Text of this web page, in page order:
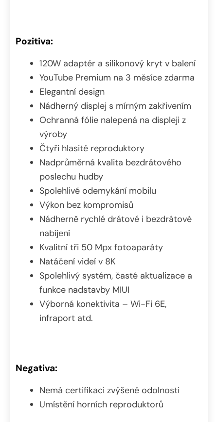
Pozitiva:
120W adaptér a silikonový kryt v balení
YouTube Premium na 3 měsíce zdarma
Elegantní design
Nádherný displej s mírným zakřivením
Ochranná fólie nalepená na displeji z
výroby
Čtyři hlasité reproduktory
Nadprůměrná kvalita bezdrátového
poslechu hudby
Spolehlivé odemykání mobilu
Výkon bez kompromisů
Nádherně rychlé drátové i bezdrátové
nabíjení
Kvalitní tři 50 Mpx fotoaparáty
Natáčení videí v 8K
Spolehlivý systém, časté aktualizace a
funkce nadstavby MIUI
Výborná konektivita – Wi-Fi 6E,
infraport atd.
Negativa:
Nemá certifikaci zvýšené odolnosti
Umístění horních reproduktorů